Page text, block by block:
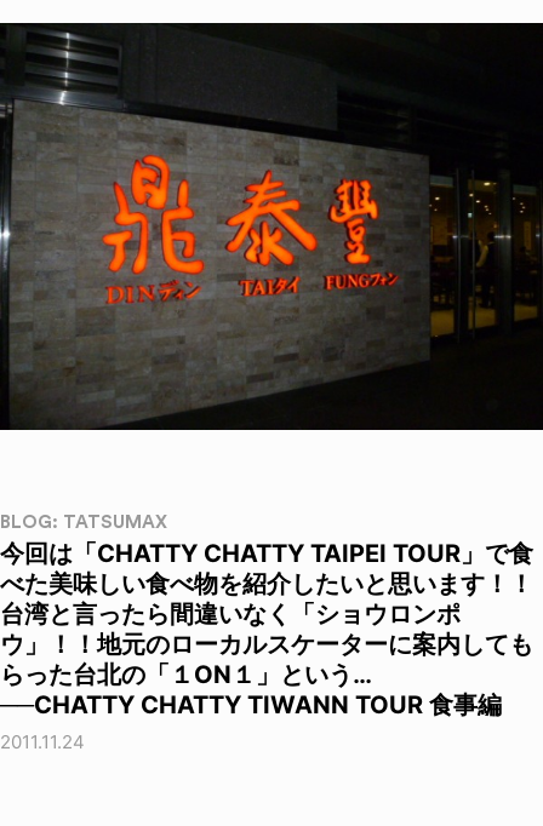
BLOG: TATSUMAX
今回は「CHATTY CHATTY TAIPEI TOUR」で食
べた美味しい食べ物を紹介したいと思います！！
台湾と言ったら間違いなく「ショウロンポ
ウ」！！地元のローカルスケーターに案内しても
らった台北の「１ON１」という…
──CHATTY CHATTY TIWANN TOUR 食事編
2011.11.24